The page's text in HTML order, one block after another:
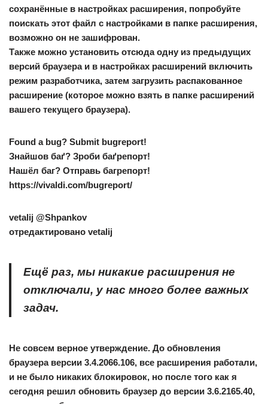
cохранённые в настройках расширения, попробуйте
поискать этот файл с настройками в папке расширения,
возможно он не зашифрован.
Также можно установить отсюда одну из предыдущих
версий браузера и в настройках расширений включить
режим разработчика, затем загрузить распакованное
расширение (которое можно взять в папке расширений
вашего текущего браузера).
Found a bug? Submit bugreport!
Знайшов баґ? Зроби баґрепорт!
Нашёл баг? Отправь багрепорт!
https://vivaldi.com/bugreport/
vetalij @Shpankov
отредактировано vetalij
Ещё раз, мы никакие расширения не
отключали, у нас много более важных
задач.
Не совсем верное утверждение. До обновления
браузера версии 3.4.2066.106, все расширения работали,
и не было никаких блокировок, но после того как я
сегодня решил обновить браузер до версии 3.6.2165.40,